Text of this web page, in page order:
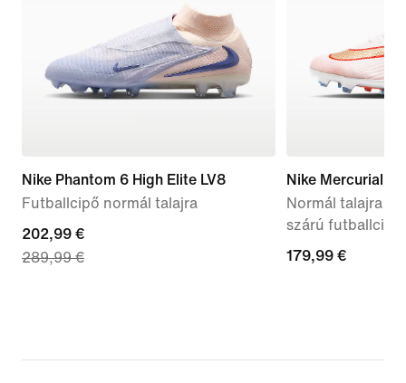
Nike Phantom 6 High Elite LV8
Futballcipő normál talajra
current
price
price
202,99 €
289,99 €
Nike Mercurial
Normál talajra
szárú futballcipő
179,99
179,99 €